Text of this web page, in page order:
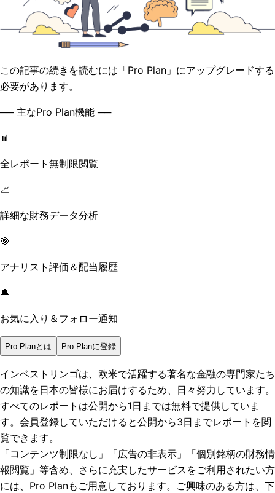
この記事の続きを読むには「Pro Plan」にアップグレードする
必要があります。
── 主なPro Plan機能 ──
📊
全レポート無制限閲覧
📈
詳細な財務データ分析
🎯
アナリスト評価＆配当履歴
🔔
お気に入り＆フォロー通知
Pro Planとは Pro Planに登録
インベストリンゴは、欧米で活躍する著名な金融の専門家たち
の知識を日本の皆様にお届けするため、日々努力しています。
すべてのレポートは公開から1日までは無料で提供していま
す。会員登録していただけると公開から3日までレポートを閲
覧できます。
「コンテンツ制限なし」「広告の非表示」「個別銘柄の財務情
報閲覧」 等含め、さらに充実したサービスをご利用されたい方
には、Pro Planもご用意しております。ご興味のある方は、下